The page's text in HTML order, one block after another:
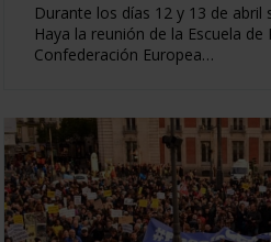
Durante los días 12 y 13 de abril
Haya la reunión de la Escuela de
Confederación Europea…